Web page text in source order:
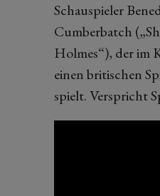
Schauspieler
Cumberbatch
Holmes“), der im
einen britischen
spielt. Verspricht